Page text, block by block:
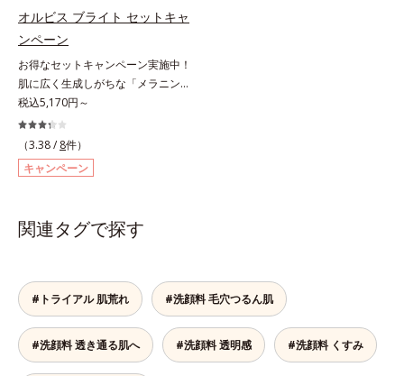
究に基づいたアプローチ成分「MC
アクティベーター(*5)」。肌のうる
おいを引き出し・高めて、ハリ感あ
ふれる肌へと導きます。うるおいに
満ちたゆらがない肌をご体感いただ
くために設計された3ステップで、
いつも力強く美しくあり続けるあな
たを応援します。*1 肌にうるおい
が満ち、維持されている状態*2 年
齢に応じたお手入れのこと*3 デク
Mintel社データベース及び先行技術
調査による当社調べ*5 オトギリソ
導く保湿成分各商品の詳しい情報は
商品ページをご覧ください。・
BEAUTY夏祭りは、こちら
防ぐ*2 日本化粧品業界で初めてメ
ラニンの第三のルートに着目し、日
本放射線影響学会第53回大会で
2010年10月に初めて発表したこと
*3 うるおいにより透明感のある肌
オルビス ブライト セットキャ
ンペーン
お得なセットキャンペーン実施中！
肌に広く生成しがちな「メラニンに
じみ(*1)」の原因をブロック(*2)！
澄み渡る輝き透明肌(*3)へ。業界初
(*4)知見「メラニンの第三のルー
ト」である「横のひろがり」に着目
して、全方位から透明肌を目指すブ
をきっかけに、肌深く(*6)では「メ
透明感のなさなどの「面」での透明
感を阻害する原因を引き起こしてい
ることがわかりました。そこでオル
ビス ブライト シリーズは「メラニ
ンにじみ」に着目して「高圧処理ビ
税込5,170円～
（3.38 / 8件）
キャンペーン
関連タグで探す
#トライアル 肌荒れ #洗顔料 毛穴つるん肌
#洗顔料 透き通る肌へ #洗顔料 透明感 #洗顔料 くすみ